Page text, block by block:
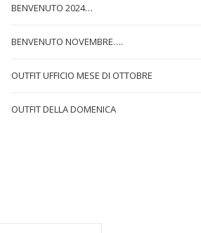
BENVENUTO 2024…
BENVENUTO NOVEMBRE….
OUTFIT UFFICIO MESE DI OTTOBRE
OUTFIT DELLA DOMENICA